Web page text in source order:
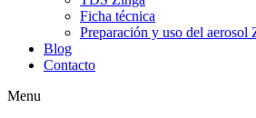
Ficha técnica
Preparación y uso del aerosol
Blog
Contacto
Menu